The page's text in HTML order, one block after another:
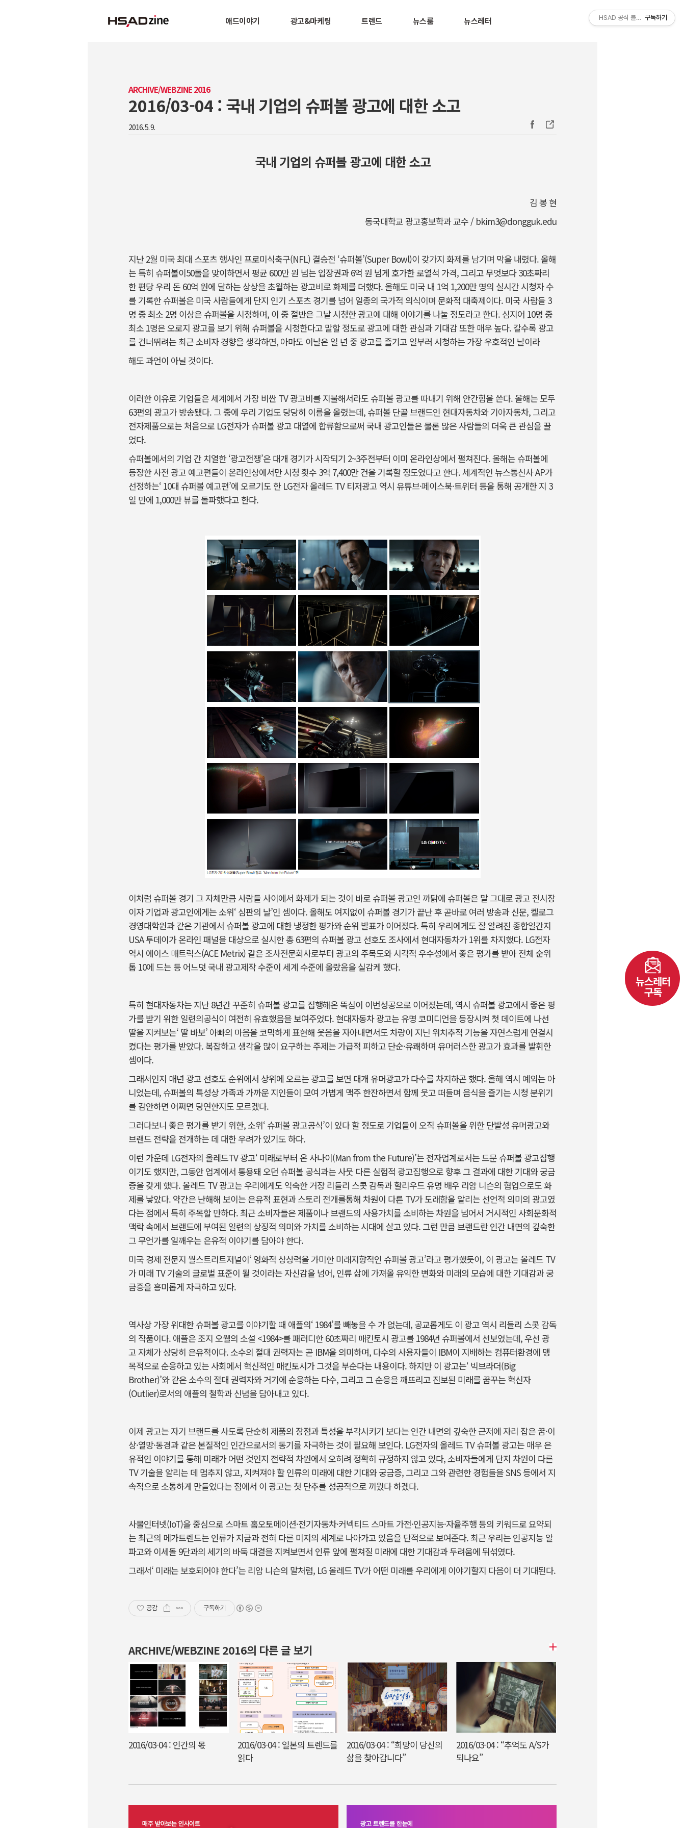
애드이야기 광고&마케팅 트렌드 뉴스룸 뉴스레터
ARCHIVE/WEBZINE 2016
2016/03-04 : 국내 기업의 슈퍼볼 광고에 대한 소고
2016. 5. 9.
국내 기업의 슈퍼볼 광고에 대한 소고
김 봉 현
동국대학교 광고홍보학과 교수 / bkim3@dongguk.edu
지난 2월 미국 최대 스포츠 행사인 프로미식축구(NFL) 결승전 ‘슈퍼볼’(Super Bowl)이 갖가지 화제를 남기며 막을 내렸다. 올해
는 특히 슈퍼볼이50돌을 맞이하면서 평균 600만 원 넘는 입장권과 6억 원 넘게 호가한 로열석 가격, 그리고 무엇보다 30초짜리
한 편당 우리 돈 60억 원에 달하는 상상을 초월하는 광고비로 화제를 더했다. 올해도 미국 내 1억 1,200만 명의 실시간 시청자 수
를 기록한 슈퍼볼은 미국 사람들에게 단지 인기 스포츠 경기를 넘어 일종의 국가적 의식이며 문화적 대축제이다. 미국 사람들 3
명 중 최소 2명 이상은 슈퍼볼을 시청하며, 이 중 절반은 그날 시청한 광고에 대해 이야기를 나눌 정도라고 한다. 심지어 10명 중
최소 1명은 오로지 광고를 보기 위해 슈퍼볼을 시청한다고 말할 정도로 광고에 대한 관심과 기대감 또한 매우 높다. 갈수록 광고
를 건너뛰려는 최근 소비자 경향을 생각하면, 아마도 이날은 일 년 중 광고를 즐기고 일부러 시청하는 가장 우호적인 날이라
해도 과언이 아닐 것이다.
이러한 이유로 기업들은 세계에서 가장 비싼 TV 광고비를 지불해서라도 슈퍼볼 광고를 따내기 위해 안간힘을 쓴다. 올해는 모두
63편의 광고가 방송됐다. 그 중에 우리 기업도 당당히 이름을 올렸는데, 슈퍼볼 단골 브랜드인 현대자동차와 기아자동차, 그리고
전자제품으로는 처음으로 LG전자가 슈퍼볼 광고 대열에 합류함으로써 국내 광고인들은 물론 많은 사람들의 더욱 큰 관심을 끌
었다.
슈퍼볼에서의 기업 간 치열한 ‘광고전쟁’은 대개 경기가 시작되기 2~3주전부터 이미 온라인상에서 펼쳐진다. 올해는 슈퍼볼에
등장한 사전 광고 예고편들이 온라인상에서만 시청 횟수 3억 7,400만 건을 기록할 정도였다고 한다. 세계적인 뉴스통신사 AP가
선정하는‘ 10대 슈퍼볼 예고편’에 오르기도 한 LG전자 올레드 TV 티저광고 역시 유튜브·페이스북·트위터 등을 통해 공개한 지 3
일 만에 1,000만 뷰를 돌파했다고 한다.
이처럼 슈퍼볼 경기 그 자체만큼 사람들 사이에서 화제가 되는 것이 바로 슈퍼볼 광고인 까닭에 슈퍼볼은 말 그대로 광고 전시장
이자 기업과 광고인에게는 소위‘ 심판의 날’인 셈이다. 올해도 여지없이 슈퍼볼 경기가 끝난 후 곧바로 여러 방송과 신문, 켈로그
경영대학원과 같은 기관에서 슈퍼볼 광고에 대한 냉정한 평가와 순위 발표가 이어졌다. 특히 우리에게도 잘 알려진 종합일간지
USA 투데이가 온라인 패널을 대상으로 실시한 총 63편의 슈퍼볼 광고 선호도 조사에서 현대자동차가 1위를 차지했다. LG전자
역시 에이스 매트릭스(ACE Metrix) 같은 조사전문회사로부터 광고의 주목도와 시각적 우수성에서 좋은 평가를 받아 전체 순위
톱 10에 드는 등 어느덧 국내 광고제작 수준이 세계 수준에 올랐음을 실감케 했다.
특히 현대자동차는 지난 8년간 꾸준히 슈퍼볼 광고를 집행해온 뚝심이 이번성공으로 이어졌는데, 역시 슈퍼볼 광고에서 좋은 평
가를 받기 위한 일련의공식이 여전히 유효했음을 보여주었다. 현대자동차 광고는 유명 코미디언을 등장시켜 첫 데이트에 나선
딸을 지켜보는‘ 딸 바보’ 아빠의 마음을 코믹하게 표현해 웃음을 자아내면서도 차량이 지닌 위치추적 기능을 자연스럽게 연결시
켰다는 평가를 받았다. 복잡하고 생각을 많이 요구하는 주제는 가급적 피하고 단순·유쾌하며 유머러스한 광고가 효과를 발휘한
셈이다.
그래서인지 매년 광고 선호도 순위에서 상위에 오르는 광고를 보면 대개 유머광고가 다수를 차지하곤 했다. 올해 역시 예외는 아
니었는데, 슈퍼볼의 특성상 가족과 가까운 지인들이 모여 가볍게 맥주 한잔하면서 함께 웃고 떠들며 음식을 즐기는 시청 분위기
를 감안하면 어쩌면 당연한지도 모르겠다.
그러다보니 좋은 평가를 받기 위한, 소위‘ 슈퍼볼 광고공식’이 있다 할 정도로 기업들이 오직 슈퍼볼을 위한 단발성 유머광고와
브랜드 전략을 전개하는 데 대한 우려가 있기도 하다.
이런 가운데 LG전자의 올레드TV 광고‘ 미래로부터 온 사나이(Man from the Future)’는 전자업계로서는 드문 슈퍼볼 광고집행
이기도 했지만, 그동안 업계에서 통용돼 오던 슈퍼볼 공식과는 사뭇 다른 실험적 광고집행으로 향후 그 결과에 대한 기대와 궁금
증을 갖게 했다. 올레드 TV 광고는 우리에게도 익숙한 거장 리들리 스콧 감독과 할리우드 유명 배우 리암 니슨의 협업으로도 화
제를 낳았다. 약간은 난해해 보이는 은유적 표현과 스토리 전개를통해 차원이 다른 TV가 도래함을 알리는 선언적 의미의 광고였
다는 점에서 특히 주목할 만하다. 최근 소비자들은 제품이나 브랜드의 사용가치를 소비하는 차원을 넘어서 거시적인 사회문화적
맥락 속에서 브랜드에 부여된 일련의 상징적 의미와 가치를 소비하는 시대에 살고 있다. 그런 만큼 브랜드란 인간 내면의 깊숙한
그 무언가를 일깨우는 은유적 이야기를 담아야 한다.
미국 경제 전문지 월스트리트저널이‘ 영화적 상상력을 가미한 미래지향적인 슈퍼볼 광고’라고 평가했듯이, 이 광고는 올레드 TV
가 미래 TV 기술의 글로벌 표준이 될 것이라는 자신감을 넘어, 인류 삶에 가져올 유익한 변화와 미래의 모습에 대한 기대감과 궁
금증을 흥미롭게 자극하고 있다.
역사상 가장 위대한 슈퍼볼 광고를 이야기할 때 애플의‘ 1984’를 빼놓을 수 가 없는데, 공교롭게도 이 광고 역시 리들리 스콧 감독
의 작품이다. 애플은 조지 오웰의 소설 <1984>를 패러디한 60초짜리 매킨토시 광고를 1984년 슈퍼볼에서 선보였는데, 우선 광
고 자체가 상당히 은유적이다. 소수의 절대 권력자는 곧 IBM을 의미하며, 다수의 사용자들이 IBM이 지배하는 컴퓨터환경에 맹
목적으로 순응하고 있는 사회에서 혁신적인 매킨토시가 그것을 부순다는 내용이다. 하지만 이 광고는‘ 빅브라더(Big
Brother)’와 같은 소수의 절대 권력자와 거기에 순응하는 다수, 그리고 그 순응을 깨뜨리고 진보된 미래를 꿈꾸는 혁신자
(Outlier)로서의 애플의 철학과 신념을 담아내고 있다.
이제 광고는 자기 브랜드를 사도록 단순히 제품의 장점과 특성을 부각시키기 보다는 인간 내면의 깊숙한 근저에 자리 잡은 꿈·이
상·열망·동경과 같은 본질적인 인간으로서의 동기를 자극하는 것이 필요해 보인다. LG전자의 올레드 TV 슈퍼볼 광고는 매우 은
유적인 이야기를 통해 미래가 어떤 것인지 전략적 차원에서 오히려 정확히 규정하지 않고 있다, 소비자들에게 단지 차원이 다른
TV 기술을 알리는 데 멈추지 않고, 지켜져야 할 인류의 미래에 대한 기대와 궁금증, 그리고 그와 관련한 경험들을 SNS 등에서 지
속적으로 소통하게 만들었다는 점에서 이 광고는 첫 단추를 성공적으로 끼웠다 하겠다.
사물인터넷(IoT)을 중심으로 스마트 홈오토메이션·전기자동차·커넥티드 스마트 가전·인공지능·자율주행 등의 키워드로 요약되
는 최근의 메가트렌드는 인류가 지금과 전혀 다른 미지의 세계로 나아가고 있음을 단적으로 보여준다. 최근 우리는 인공지능 알
파고와 이세돌 9단과의 세기의 바둑 대결을 지켜보면서 인류 앞에 펼쳐질 미래에 대한 기대감과 두려움에 뒤섞였다.
그래서‘ 미래는 보호되어야 한다’는 리암 니슨의 말처럼, LG 올레드 TV가 어떤 미래를 우리에게 이야기할지 다음이 더 기대된다.
공감 구독하기
ARCHIVE/WEBZINE 2016의 다른 글 보기
2016/03-04 : 인간의 몫
2016/03-04 : 일본의 트렌드를
읽다
2016/03-04 : “희망이 당신의
삶을 찾아갑니다”
2016/03-04 : “추억도 A/S가
되나요”
HSAD 공식 블로그 HSADzine
구독하기